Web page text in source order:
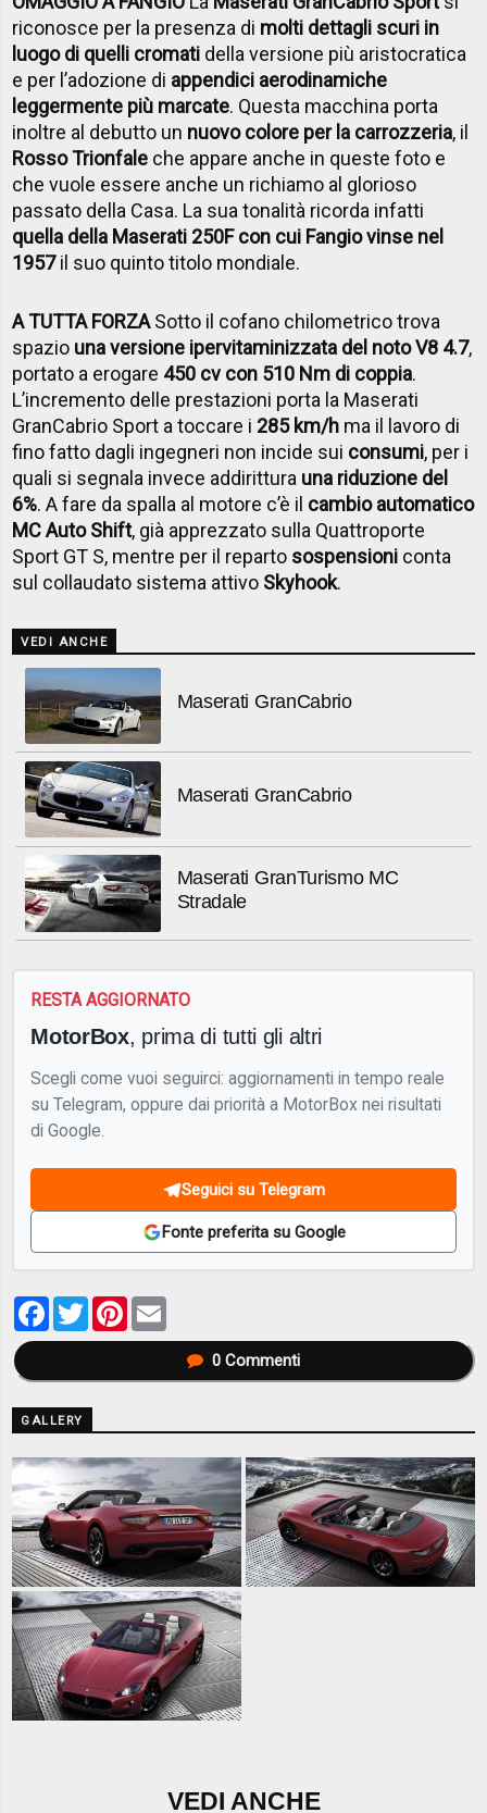
riconosce per la presenza di molti dettagli scuri in
luogo di quelli cromati della versione più aristocratica
e per l’adozione di appendici aerodinamiche
leggermente più marcate. Questa macchina porta
inoltre al debutto un nuovo colore per la carrozzeria, il
Rosso Trionfale che appare anche in queste foto e
che vuole essere anche un richiamo al glorioso
passato della Casa. La sua tonalità ricorda infatti
quella della Maserati 250F con cui Fangio vinse nel
1957il suo quinto titolo mondiale.
A TUTTA FORZASotto il cofano chilometrico trova
spazio una versione ipervitaminizzata del noto V8 4.7,
portato a erogare 450 cv con 510 Nm di coppia.
L’incremento delle prestazioni porta la Maserati
GranCabrio Sport a toccare i 285 km/h ma il lavoro di
fino fatto dagli ingegneri non incide sui consumi, per i
quali si segnala invece addirittura una riduzione del
6%. A fare da spalla al motore c’è il cambio automatico
MC Auto Shift, già apprezzato sulla Quattroporte
Sport GT S, mentre per il reparto sospensioni conta
sul collaudato sistema attivo Skyhook.
VEDI ANCHE
Maserati GranCabrio
Maserati GranCabrio
Maserati GranTurismo MC
Stradale
RESTA AGGIORNATO
MotorBox, prima di tutti gli altri
Scegli come vuoi seguirci: aggiornamenti in tempo reale
su Telegram, oppure dai priorità a MotorBox nei risultati
di Google.
Seguici su Telegram
Fonte preferita su Google
Facebook
TwitterPinterest
0Commenti
GALLERY
VEDI ANCHE